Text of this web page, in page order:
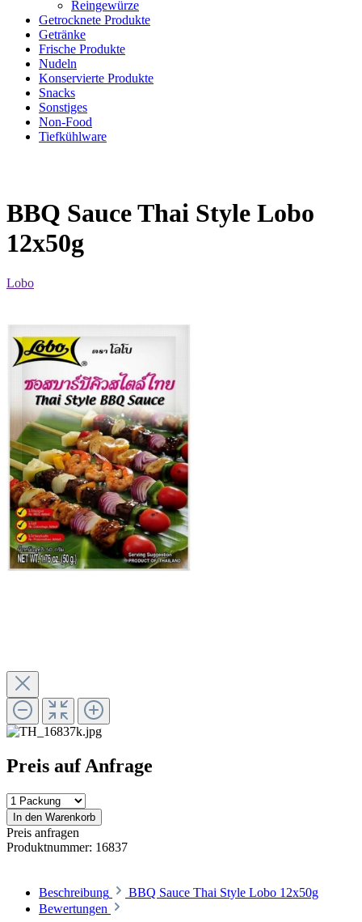
Reingewürze
Getrocknete Produkte
Getränke
Frische Produkte
Nudeln
Konservierte Produkte
Snacks
Sonstiges
Non-Food
Tiefkühlware
BBQ Sauce Thai Style Lobo
12x50g
Lobo
Preis auf Anfrage
In den Warenkorb
Preis anfragen
Produktnummer: 16837
Beschreibung
BBQ Sauce Thai Style Lobo 12x50g
Bewertungen